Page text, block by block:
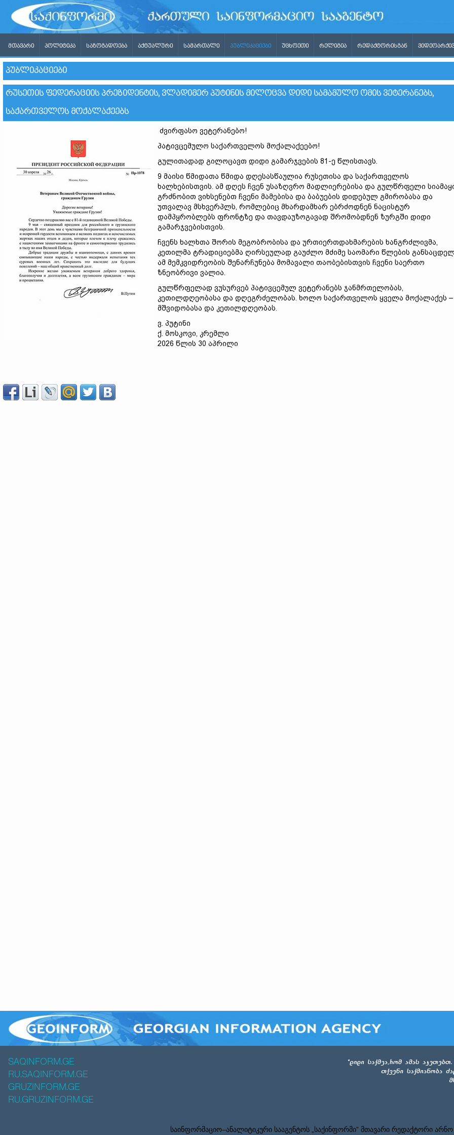
ᲛᲗᲐᲕᲐᲠᲘ ᲞᲝᲚᲘᲢᲘᲙᲐ ᲡᲐᲖᲝᲒᲐᲓᲝᲔᲑᲐ ᲐᲥᲢᲣᲐᲚᲣᲠᲘ ᲡᲐᲛᲐᲠᲗᲐᲚᲘ ᲞᲣᲑᲚᲘᲙᲐᲪᲘᲔᲑᲘ ᲣᲪᲮᲝᲔᲗᲘ ᲠᲔᲚᲘᲒᲘᲐ ᲠᲔᲓᲐᲥᲢᲝᲠᲘᲡᲒᲐᲜ
ᲞᲣᲑᲚᲘᲙᲐᲪᲘᲔᲑᲘ
ᲠᲣᲡᲔᲗᲘᲡ ᲤᲔᲓᲔᲠᲐᲪᲘᲘᲡ ᲞᲠᲔᲖᲘᲓᲔᲜᲢᲘᲡ, ᲕᲚᲐᲓᲘᲛᲔᲠ ᲞᲣᲢᲘᲜᲘᲡ ᲛᲘᲚᲝᲪᲕᲐ ᲓᲘᲓᲘ ᲡᲐᲛᲐᲛᲣᲚᲝ ᲝᲛᲘᲡ ᲕᲔᲢᲔᲠᲐᲜᲔᲑᲡ,
ᲡᲐᲥᲐᲠᲗᲕᲔᲚᲝᲡ ᲛᲝᲥᲐᲚᲐᲥᲔᲔᲑᲡ
ძვირფასო ვეტერანებო!
პატივცემულო საქართველოს მოქალაქეებო!
გულითადად გილოცავთ დიდი გამარჯვების 81-ე წლისთავს.
9 მაისი წმიდათა წმიდა დღესასწაულია რუსეთისა და საქართველოს
ხალხებისთვის. ამ დღეს ჩვენ უსაზღვრო მადლიერებისა და გულწრფელი
გრძნობით ვიხსენებთ ჩვენი მამებისა და ბაბუების დიდებულ გმირობასა და
უთვალავ მსხვერპლს, რომლებიც მხარდამხარ ებრძოდნენ ნაცისტურ
დამპყრობლებს ფრონტზე და თავდაუზოგავად შრომობდნენ ზურგში დიდი
გამარჯვებისთვის.
ჩვენს ხალხთა შორის მეგობრობისა და ურთიერთდახმარების ხანგრძლივმა,
კეთილმა ტრადიციებმა ღირსეულად გაუძლო მძიმე საომარი წლების
ამ მემკვიდრეობის შენარჩუნება მომავალი თაობებისთვის ჩვენი საერთო
ზნეობრივი ვალია.
გულწრფელად ვუსურვებ პატივცემულ ვეტერანებს ჯანმრთელობას,
კეთილდღეობასა და დღეგრძელობას. ხოლო საქართველოს ყველა მოქალაქეს –
მშვიდობასა და კეთილდღეობას.
ვ. პუტინი
ქ. მოსკოვი, კრემლი
2026 წლის 30 აპრილი
SAQINFORM.GE
RU.SAQINFORM.GE
GRUZINFORM.GE
RU.GRUZINFORM.GE
საინფორმაციო–ანალიტიკური სააგენტოს „საქინფორმი” მთავარი რედაქტორი